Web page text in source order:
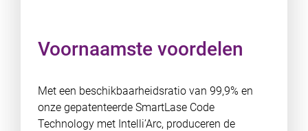
Voornaamste voordelen
Met een beschikbaarheidsratio van 99,9% en
onze gepatenteerde SmartLase Code
Technology met Intelli’Arc, produceren de